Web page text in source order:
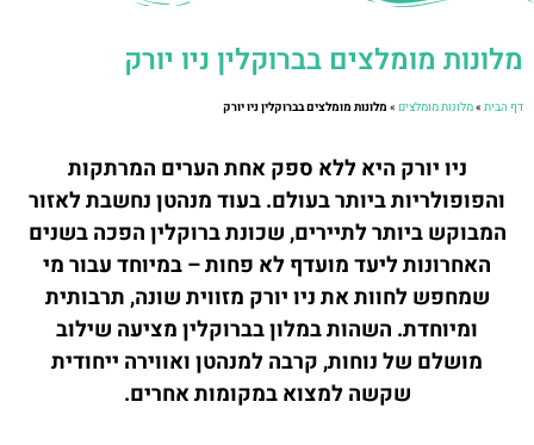
מלונות מומלצים בברוקלין ניו יורק
דף הבית»מלונות מומלצים» מלונות מומלצים בברוקלין ניו יורק
ניו יורק היא ללא ספק אחת הערים המרתקות
והפופולריות ביותר בעולם. בעוד מנהטן נחשבת לאזור
המבוקש ביותר לתיירים, שכונת ברוקלין הפכה בשנים
האחרונות ליעד מועדף לא פחות – במיוחד עבור מי
שמחפש לחוות את ניו יורק מזווית שונה, תרבותית
ומיוחדת. השהות במלון בברוקלין מציעה שילוב
מושלם של נוחות, קרבה למנהטן ואווירה ייחודית
שקשה למצוא במקומות אחרים.